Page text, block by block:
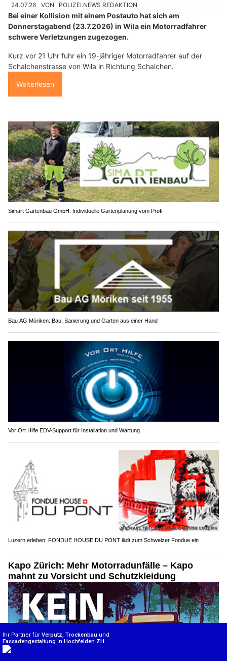
24.07.26 VON POLIZEI.NEWS REDAKTION
Bei einer Kollision mit einem Postauto hat sich am
Donnerstagabend (23.7.2026) in Wila ein Motorradfahrer
schwere Verletzungen zugezogen.
Kurz vor 21 Uhr fuhr ein 19-jähriger Motorradfahrer auf der
Schalchenstrasse von Wila in Richtung Schalchen.
Weiterlesen
Simart Gartenbau GmbH: Individuelle Gartenplanung vom Profi
Bau AG Möriken: Bau, Sanierung und Garten aus einer Hand
Vor Ort Hilfe EDV-Support für Installation und Wartung
Luzern erleben: FONDUE HOUSE DU PONT lädt zum Schweizer Fondue ein
Kapo Zürich: Mehr Motorradunfälle – Kapo
mahnt zu Vorsicht und Schutzkleidung